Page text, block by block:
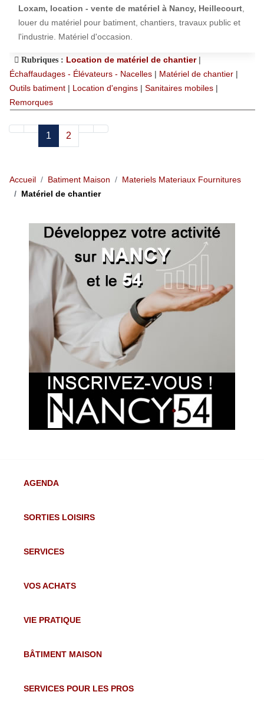
Loxam, location - vente de matériel à Nancy, Heillecourt
louer du matériel pour batiment, chantiers, travaux public et
l'industrie. Matériel d'occasion.
Rubriques : Location de matériel de chantier |
Échaffaudages - Élévateurs - Nacelles | Matériel de chantier |
Outils batiment | Location d'engins | Sanitaires mobiles |
Remorques
1 2
Accueil Batiment Maison
Materiels Materiaux Fournitures
Matériel de chantier
AGENDA
SORTIES LOISIRS
SERVICES
VOS ACHATS
VIE PRATIQUE
BÂTIMENT MAISON
SERVICES POUR LES PROS